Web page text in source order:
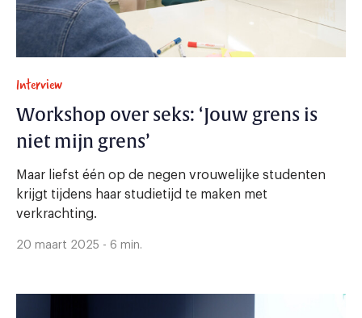
Interview
Workshop over seks: ‘Jouw grens is
niet mijn grens’
Maar liefst één op de negen vrouwelijke studenten
krijgt tijdens haar studietijd te maken met
verkrachting.
20 maart 2025 - 6 min.